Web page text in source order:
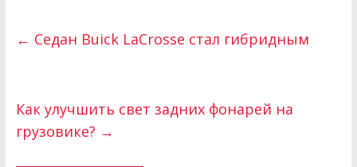
← Седан Buick LaCrosse стал гибридным
Как улучшить свет задних фонарей на
грузовике? →